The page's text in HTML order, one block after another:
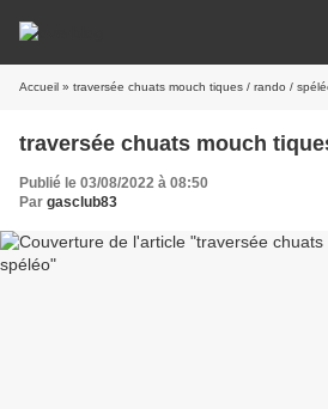
Accueil » traversée chuats mouch tiques / rando /
traversée chuats mouch
Publié le 03/08/2022 à 08:50
Par gasclub83